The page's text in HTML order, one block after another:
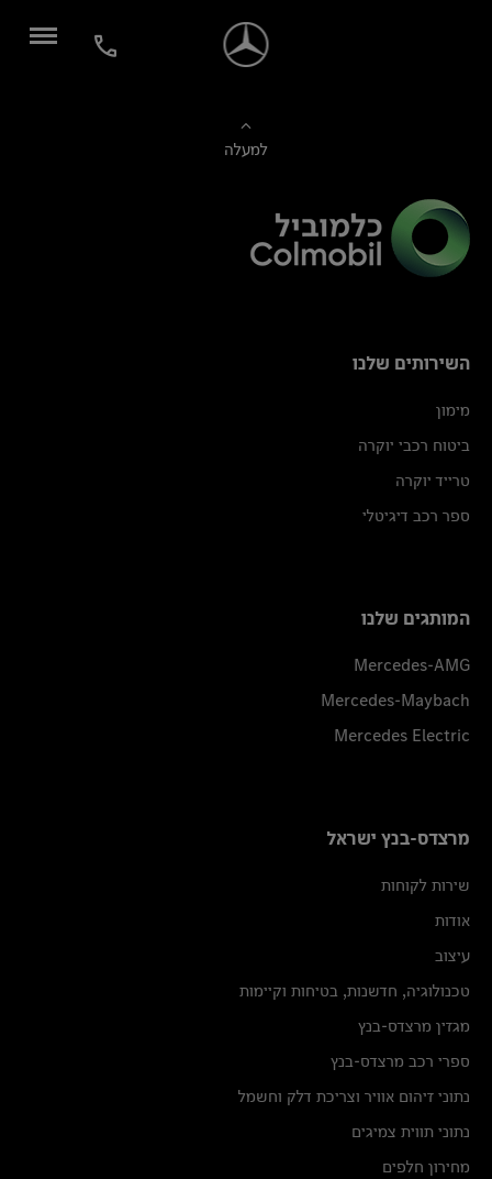
למעלה
השירותים שלנו
מימון
ביטוח רכבי יוקרה
טרייד יוקרה
ספר רכב דיגיטלי
המותגים שלנו
Mercedes-AMG
Mercedes-Maybach
Mercedes Electric
מרצדס-בנץ ישראל
שירות לקוחות
אודות
עיצוב
טכנולוגיה, חדשנות, בטיחות וקיימות
מגזין מרצדס-בנץ
ספרי רכב מרצדס-בנץ
נתוני זיהום אוויר וצריכת דלק וחשמל
נתוני תווית צמיגים
מחירון חלפים